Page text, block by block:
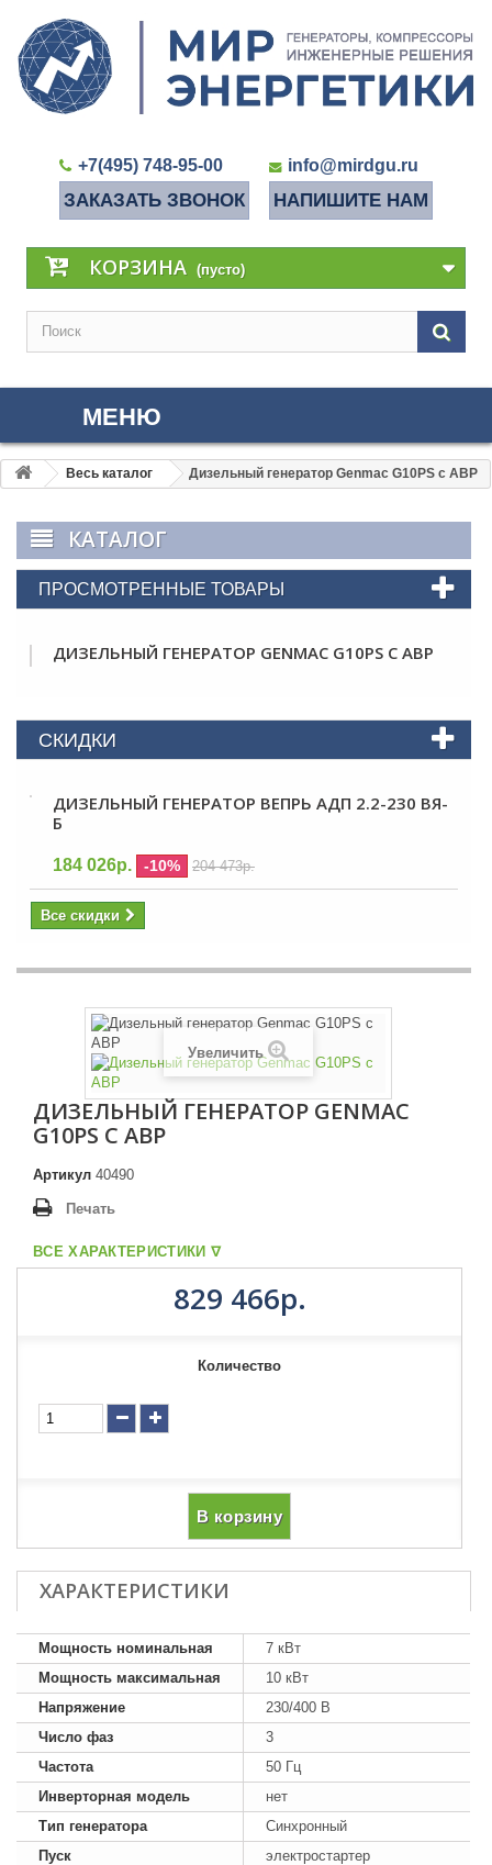
+7(495) 748-95-00 info@mirdgu.ru
ЗАКАЗАТЬ ЗВОНОК НАПИШИТЕ НАМ
КОРЗИНА (пусто)
МЕНЮ
Весь каталог Дизельный генератор Genmac G10PS с АВР
КАТАЛОГ
ПРОСМОТРЕННЫЕ ТОВАРЫ
ДИЗЕЛЬНЫЙ ГЕНЕРАТОР GENMAC G10PS С АВР
СКИДКИ
ДИЗЕЛЬНЫЙ ГЕНЕРАТОР ВЕПРЬ АДП 2.2-230 ВЯ-
Б
184 026р. -10% 204 473р.
Все скидки
Увеличить
ДИЗЕЛЬНЫЙ ГЕНЕРАТОР GENMAC
G10PS С АВР
Артикул 40490
Печать
ВСЕ ХАРАКТЕРИСТИКИ ᐁ
829 466р.
Количество
В корзину
ХАРАКТЕРИСТИКИ
Мощность номинальная
7 кВт
Мощность максимальная
10 кВт
Напряжение
230/400 В
Число фаз
3
Частота
50 Гц
Инверторная модель
нет
Тип генератора
Синхронный
Пуск
электростартер